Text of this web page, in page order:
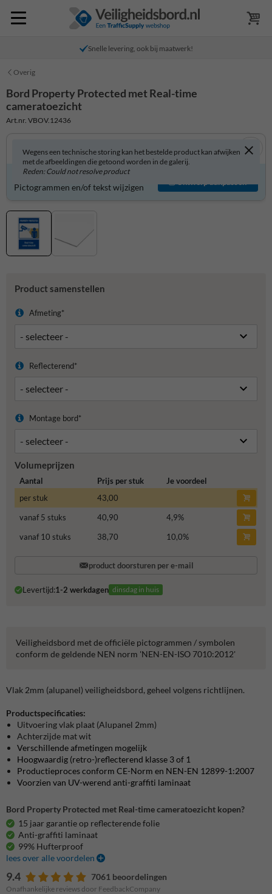
Snelle levering, ook bij maatwerk!
Overig
Bord Property Protected met Real-time
cameratoezicht
Art.nr. VBOV.12436
Wegens een technische storing kan het bestelde product kan afwijken
met de afbeeldingen die getoond worden in de galerij.
Reden: Could not resolve product
Bord zelf aanpassen?
Pictogrammen en/of tekst wijzigen
Ontwerp aanpassen
Product samenstellen
Afmeting*
Reflecterend*
Montage bord*
Volumeprijzen
Aantal Prijs per stuk
Je voordeel
per stuk
43,00
vanaf 5 stuks
40,90 4,9%
vanaf 10 stuks
38,70 10,0%
product doorsturen per e-mail
Levertijd:1-2 werkdagen dinsdag in huis
Veiligheidsbord met de officiële pictogrammen / symbolen
conform de geldende NEN norm 'NEN-EN-ISO 7010:2012'
Vlak 2mm (alupanel) veiligheidsbord, geheel volgens richtlijnen.
Productspecificaties:
Uitvoering vlak plaat (Alupanel 2mm)
Achterzijde mat wit
Verschillende afmetingen mogelijk
Hoogwaardig (retro-)reflecterend klasse 3 of 1
Productieproces conform CE-Norm en NEN-EN 12899-1:2007
Voorzien van UV-werend anti-graffiti laminaat
Bord Property Protected met Real-time cameratoezicht kopen?
15 jaar garantie op reflecterende folie
Anti-graffiti laminaat
99% Hufterproof
lees over alle voordelen
9.4 7061 beoordelingen
Onafhankelijke reviews door FeedbackCompany